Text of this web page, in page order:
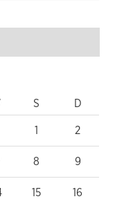
S D
1 2
8 9
15 16